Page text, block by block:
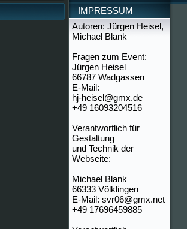
IMPRESSUM
Autoren: Jürgen Heisel,
Michael Blank
Fragen zum Event:
Jürgen Heisel
66787 Wadgassen
E-Mail:
hj-heisel@gmx.de
+49 16093204516
Verantwortlich für
Gestaltung
und Technik der
Webseite:
Michael Blank
66333 Völklingen
E-Mail: svr06@gmx.net
+49 17696459885